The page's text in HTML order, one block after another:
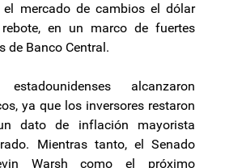
el mercado de cambios el dólar
en un marco de fuertes
de Banco Central.
alcanzaron
ya que los inversores restaron
dato de inflación mayorista
Mientras tanto, el Senado
Warsh como el próximo